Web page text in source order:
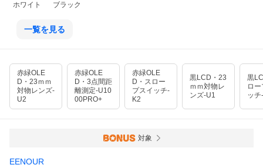
ホワイト ブラック
一覧を見る
赤緑OLE
D・23ｍｍ
対物レンズ-
U2
赤緑OLE
D・3点間距
離測定-U10
00PRO+
赤緑OLE
D・スロー
プスイッチ-
K2
黒LCD・23
ｍｍ対物レ
ンズ-U1
黒
ロ
ッ
対象
EENOUR